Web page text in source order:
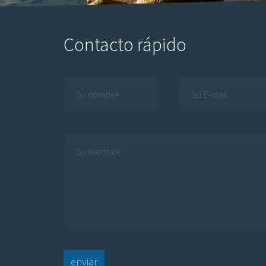
Contacto rápido
enviar